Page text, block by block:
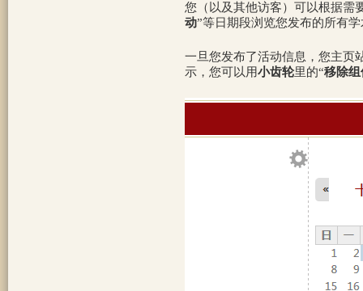
您（以及其他访客）可以根据需
动”等日期段浏览您发布的所有
一旦您发布了活动信息，您主页
示，您可以用小齿轮里的“移除组